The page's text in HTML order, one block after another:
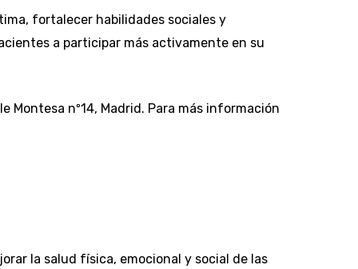
fortalecer habilidades sociales y
a participar más activamente en su
Montesa nº14, Madrid. Para más información
la salud física, emocional y social de las